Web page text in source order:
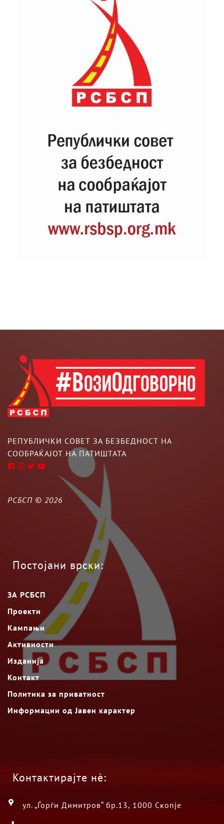
РЕПУБЛИЧКИ СОВЕТ ЗА БЕЗБЕДНОСТ НА
СООБРАЌАЈОТ НА ПАТИШТАТА
РСБСП © 2026
Постојани врски:
ЗА РСБСП
Проекти
Кампањи
Активности
Изданија
Контакт
Политика за приватност
Информации од Јавен карактер
Контактирајте нè:
ул. „Ѓорѓи Димитров“ бр.13, 1000 Скопје